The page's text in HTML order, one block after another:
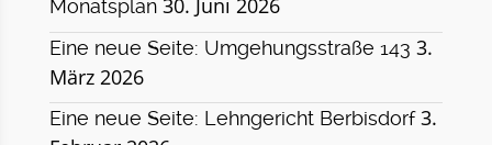
Monatsplan
Eine neue Seite: Umgehungsstraße 143 3.
März 2026
Eine neue Seite: Lehngericht Berbisdorf 3.